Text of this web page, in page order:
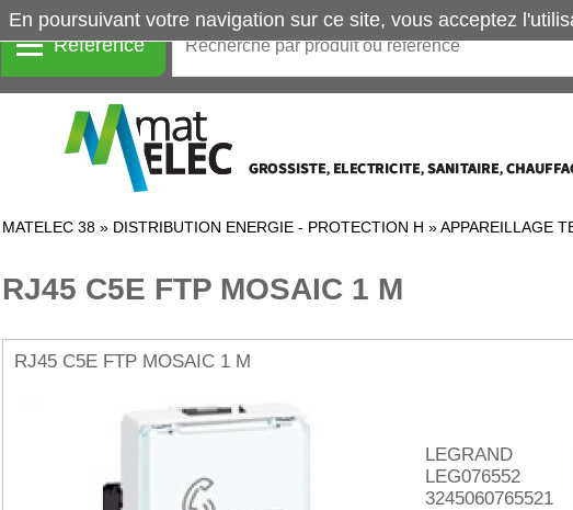
Référence
MATELEC 38 » DISTRIBUTION ENERGIE - PROTECTION H »APPAREILLAGE
RJ45 C5E FTP MOSAIC 1 M
RJ45 C5E FTP MOSAIC 1 M
LEGRAND
LEG076552
3245060765521
En poursuivant votre navigation sur ce site, vous acceptez